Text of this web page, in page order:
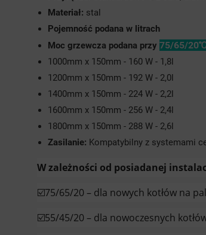
Materiał: stal
Pojemność podana w litrach
Moc grzewcza podana przy 75/65/
1000mm x 150mm - 160 W - 1,8l
1200mm x 150mm - 192 W - 2,0l
1400mm x 150mm - 224 W - 2,2l
1600mm x 150mm - 256 W - 2,4l
1800mm x 150mm - 288 W - 2,6l
Zasilanie: Kompatybilny z systemami
W zależności od posiadanej
☑️75/65/20 – dla nowych kotłów na
☑️55/45/20 – dla nowoczesnych